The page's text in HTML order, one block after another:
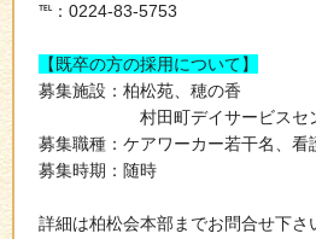
℡：0224-83-5753
【既卒の方の採用について】
募集施設：柏松苑、穂の香
村田町デイサービスセ
募集職種：ケアワーカー若干名、看
募集時期：随時
詳細は柏松会本部までお問合せ下さ